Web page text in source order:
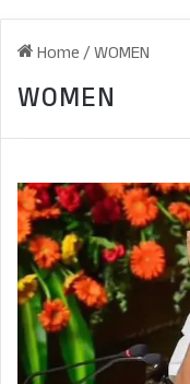
Home/WOMEN
WOMEN